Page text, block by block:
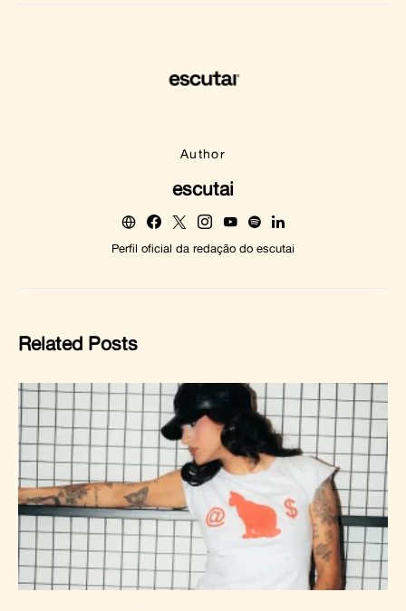
Author
escutai
Perfil oficial da redação do escutai
Related Posts